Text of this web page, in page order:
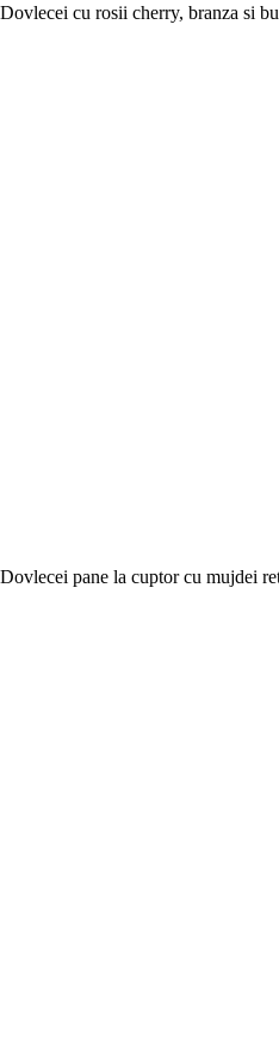
Dovlecei cu rosii cherry, branza si
Dovlecei pane la cuptor cu mujdei